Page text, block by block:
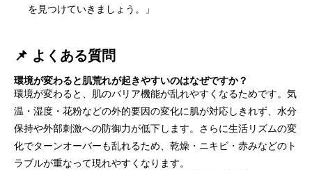
を見つけていきましょう。」
📌 よくある質問
環境が変わると肌荒れが起きやすいのはなぜですか？
環境が変わると、肌のバリア機能が乱れやすくなるためです。気
温・湿度・花粉などの外的要因の変化に肌が対応しきれず、水分
保持や外部刺激への防御力が低下します。さらに生活リズムの変
化でターンオーバーも乱れるため、乾燥・ニキビ・赤みなどのト
ラブルが重なって現れやすくなります。